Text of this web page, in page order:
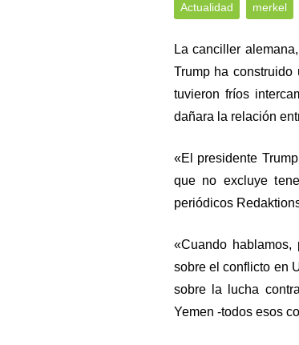
Actualidad merkel
La canciller
Trump ha
tuvieron fríos
dañara la relación
«El presidente
que no excluye
periódicos
«Cuando
sobre el conflicto en
sobre la lucha
Yemen -todos esos